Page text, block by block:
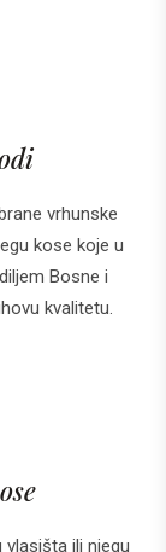
vrhunske
kose koje u
Bosne i
kvalitetu.
ili njegu